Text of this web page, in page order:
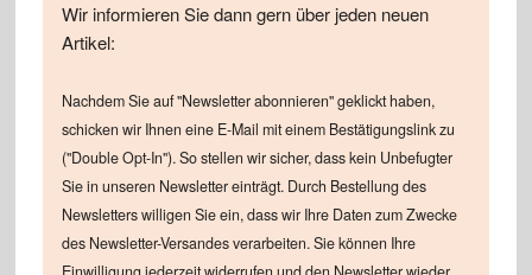
Wir informieren Sie dann gern über jeden neuen
Artikel:
Nachdem Sie auf "Newsletter abonnieren" geklickt haben,
schicken wir Ihnen eine E-Mail mit einem Bestätigungslink zu
("Double Opt-In"). So stellen wir sicher, dass kein Unbefugter
Sie in unseren Newsletter einträgt. Durch Bestellung des
Newsletters willigen Sie ein, dass wir Ihre Daten zum Zwecke
des Newsletter-Versandes verarbeiten. Sie können Ihre